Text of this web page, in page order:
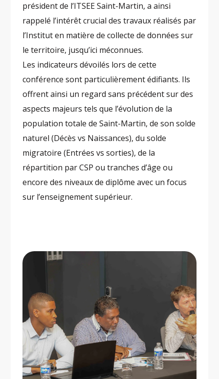
président de l’ITSEE Saint-Martin, a ainsi
rappelé l’intérêt crucial des travaux réalisés par
l’Institut en matière de collecte de données sur
le territoire, jusqu’ici méconnues.
Les indicateurs dévoilés lors de cette
conférence sont particulièrement édifiants. Ils
offrent ainsi un regard sans précédent sur des
aspects majeurs tels que l’évolution de la
population totale de Saint-Martin, de son solde
naturel (Décès vs Naissances), du solde
migratoire (Entrées vs sorties), de la
répartition par CSP ou tranches d’âge ou
encore des niveaux de diplôme avec un focus
sur l’enseignement supérieur.